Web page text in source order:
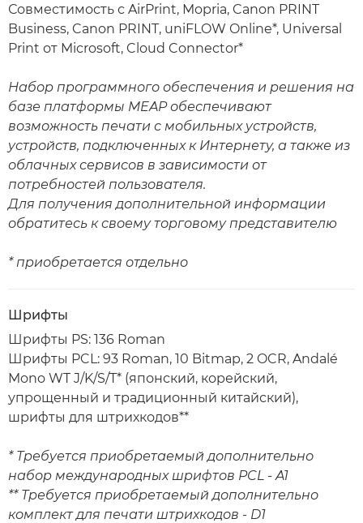
Совместимость с AirPrint, Mopria, Canon PRINT
Business, Canon PRINT, uniFLOW Online*, Universal
Print от Microsoft, Cloud Connector*
Набор программного обеспечения и решения на
базе платформы MEAP обеспечивают
возможность печати с мобильных устройств,
устройств, подключенных к Интернету, а также из
облачных сервисов в зависимости от
потребностей пользователя.
Для получения дополнительной информации
обратитесь к своему торговому представителю
* приобретается отдельно
Шрифты
Шрифты PS: 136 Roman
Шрифты PCL: 93 Roman, 10 Bitmap, 2 OCR, Andalé
Mono WT J/K/S/T* (японский, корейский,
упрощенный и традиционный китайский),
шрифты для штрихкодов**
* Требуется приобретаемый дополнительно
набор международных шрифтов PCL - A1
** Требуется приобретаемый дополнительно
комплект для печати штрихкодов - D1